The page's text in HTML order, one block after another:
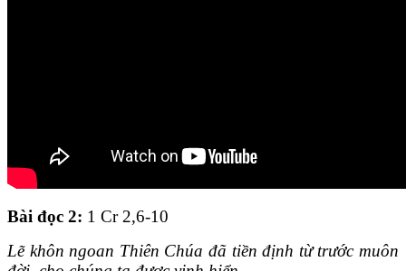
Bài đọc 2: 1 Cr 2,6-10
Lẽ khôn ngoan Thiên Chúa đã tiền định từ trước muôn